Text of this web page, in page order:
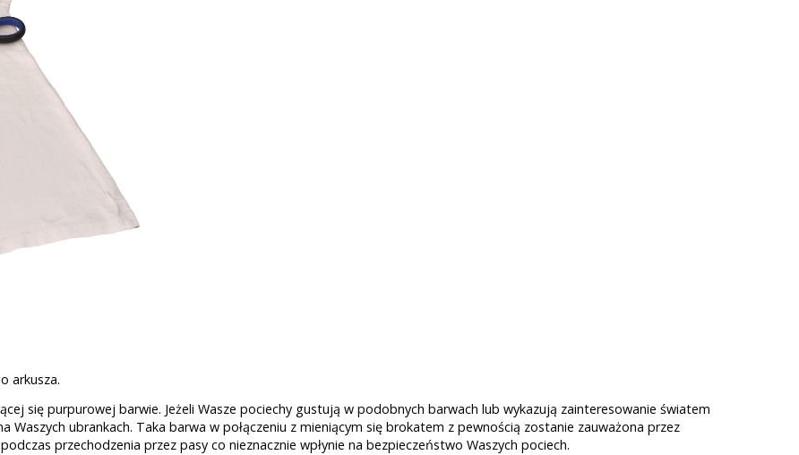
arkusza.
się purpurowej barwie. Jeżeli Wasze pociechy gustują w podobnych barwach lub wykazują zainteresowanie światem
ubrankach. Taka barwa w połączeniu z mieniącym się brokatem z pewnością zostanie zauważona przez
przechodzenia przez pasy co nieznacznie wpłynie na bezpieczeństwo Waszych pociech.